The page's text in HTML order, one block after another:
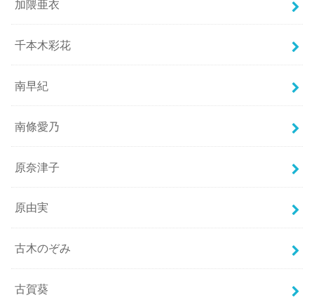
加隈亜衣
千本木彩花
南早紀
南條愛乃
原奈津子
原由実
古木のぞみ
古賀葵